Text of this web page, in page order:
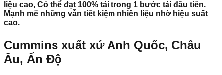
liệu cao, Có thể đạt 100% tải trong 1 bước tải đầu tiên.
Mạnh mẽ những vẫn tiết kiệm nhiên liệu nhờ hiệu suất
cao.
Cummins xuất xứ Anh Quốc, Châu
Âu, Ấn Độ